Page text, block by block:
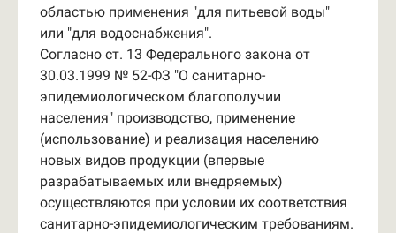
областью применения "для питьевой воды"
или "для водоснабжения".
Согласно ст. 13 Федерального закона от
30.03.1999 № 52-ФЗ "О санитарно-
эпидемиологическом благополучии
населения" производство, применение
(использование) и реализация населению
новых видов продукции (впервые
разрабатываемых или внедряемых)
осуществляются при условии их соответствия
санитарно-эпидемиологическим требованиям.